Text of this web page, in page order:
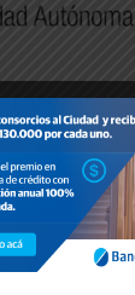
del